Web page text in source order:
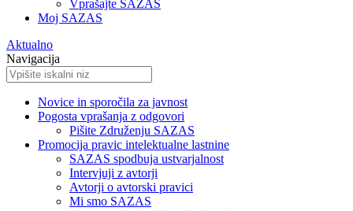
Vprašajte SAZAS
Moj SAZAS
Aktualno
Navigacija
Novice in sporočila za javnost
Pogosta vprašanja z odgovori
Pišite Združenju SAZAS
Promocija pravic intelektualne lastnine
SAZAS spodbuja ustvarjalnost
Intervjuji z avtorji
Avtorji o avtorski pravici
Mi smo SAZAS